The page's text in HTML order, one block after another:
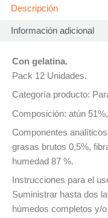
Descripción
Información adicional
Con gelatina.
Pack 12 Unidades.
Categoría producto:
Composición: atún
Componentes
grasas brutos 0,5%,
humedad 87 %.
Instrucciones para el
Suministrar hasta dos
húmedos completos y/